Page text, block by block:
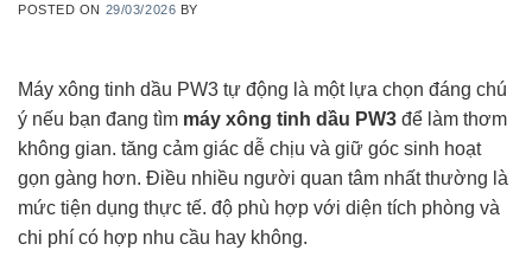
POSTED ON 29/03/2026 BY
Máy xông tinh dầu PW3 tự động là một lựa chọn đáng chú
ý nếu bạn đang tìm máy xông tinh dầu PW3 để làm thơm
không gian. tăng cảm giác dễ chịu và giữ góc sinh hoạt
gọn gàng hơn. Điều nhiều người quan tâm nhất thường là
mức tiện dụng thực tế. độ phù hợp với diện tích phòng và
chi phí có hợp nhu cầu hay không.